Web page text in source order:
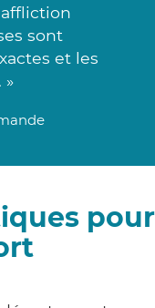
sont
et les
»
pour